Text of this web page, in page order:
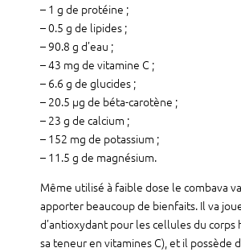
– 1 g de protéine ;
– 0.5 g de lipides ;
– 90.8 g d’eau ;
– 43 mg de vitamine C ;
– 6.6 g de glucides ;
– 20.5 µg de béta-carotène ;
– 23 g de calcium ;
– 152 mg de potassium ;
– 11.5 g de magnésium.
Même utilisé à faible dose le combava
apporter beaucoup de bienfaits. Il va
d’antioxydant pour les cellules du corps
sa teneur en vitamines C), et il possède